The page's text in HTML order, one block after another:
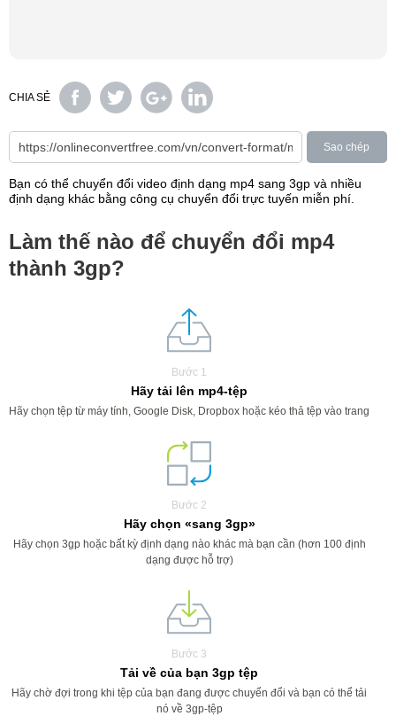
CHIA SẺ
Sao chép
Bạn có thể chuyển đổi video định dạng mp4 sang 3gp và nhiều
định dạng khác bằng công cụ chuyển đổi trực tuyến miễn phí.
Làm thế nào để chuyển đổi mp4
thành 3gp?
Bước 1
Hãy tải lên mp4-tệp
Hãy chọn tệp từ máy tính, Google Disk, Dropbox hoặc kéo thả tệp vào trang
Bước 2
Hãy chọn «sang 3gp»
Hãy chọn 3gp hoặc bất kỳ định dạng nào khác mà bạn cần (hơn 100 định
dạng được hỗ trợ)
Bước 3
Tải về của bạn 3gp tệp
Hãy chờ đợi trong khi tệp của bạn đang được chuyển đổi và bạn có thể tải
nó về 3gp-tệp